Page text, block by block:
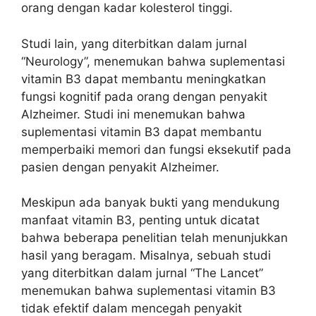
orang dengan kadar kolesterol tinggi.
Studi lain, yang diterbitkan dalam jurnal
“Neurology”, menemukan bahwa suplementasi
vitamin B3 dapat membantu meningkatkan
fungsi kognitif pada orang dengan penyakit
Alzheimer. Studi ini menemukan bahwa
suplementasi vitamin B3 dapat membantu
memperbaiki memori dan fungsi eksekutif pada
pasien dengan penyakit Alzheimer.
Meskipun ada banyak bukti yang mendukung
manfaat vitamin B3, penting untuk dicatat
bahwa beberapa penelitian telah menunjukkan
hasil yang beragam. Misalnya, sebuah studi
yang diterbitkan dalam jurnal “The Lancet”
menemukan bahwa suplementasi vitamin B3
tidak efektif dalam mencegah penyakit